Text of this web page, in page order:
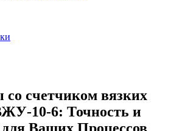
со счетчиком вязких
10-6: Точность и
Ваших Процессов